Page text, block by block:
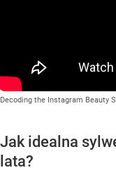
Decoding the Instagram Beauty
Jak idealna
lata?